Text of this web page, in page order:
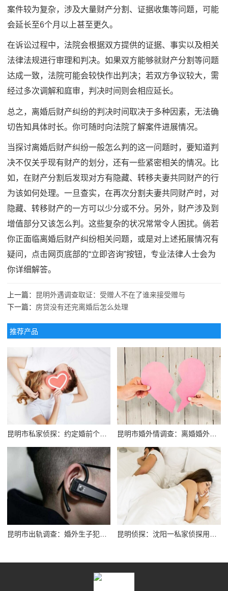
案件较为复杂，涉及大量财产分割、证据收集等问题，可能
会延长至6个月以上甚至更久。
在诉讼过程中，法院会根据双方提供的证据、事实以及相关
法律法规进行审理和判决。如果双方能够就财产分割等问题
达成一致，法院可能会较快作出判决；若双方争议较大，需
经过多次调解和庭审，判决时间则会相应延长。
总之，离婚后财产纠纷的判决时间取决于多种因素，无法确
切告知具体时长。你可随时向法院了解案件进展情况。
当探讨离婚后财产纠纷一般怎么判的这一问题时，要知道判
决不仅关乎现有财产的划分，还有一些紧密相关的情况。比
如，在财产分割后发现对方有隐藏、转移夫妻共同财产的行
为该如何处理。一旦查实，在再次分割夫妻共同财产时，对
隐藏、转移财产的一方可以少分或不分。另外，财产涉及到
增值部分又该怎么判。这些复杂的状况常常令人困扰。倘若
你正面临离婚后财产纠纷相关问题，或是对上述拓展情况有
疑问，点击网页底部的“立即咨询”按钮，专业法律人士会为
你详细解答。
上一篇：
昆明外遇调查取证：受赠人不在了谁来接受赠与
下一篇： 房贷没有还完离婚后怎么处理
推荐产品
昆明市私家侦探：约定婚前个人财产需要公证 昆明市婚外情调查：离婚婚外情怎么分家产